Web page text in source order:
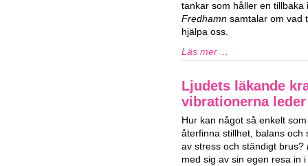
tankar som håller en tillbaka
Fredhamn samtalar om vad
hjälpa oss.
Läs mer ...
Ljudets läkande
vibrationerna
Hur kan något så enkelt
återfinna stillhet, balans och
av stress och ständigt brus?
med sig av sin egen resa in